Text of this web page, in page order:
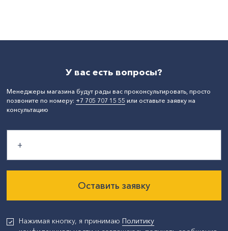
У вас есть вопросы?
Менеджеры магазина будут рады вас проконсультировать, просто
позвоните по номеру: +7 705 707 15 55 или оставьте заявку на
консультацию
Оставить заявку
Нажимая кнопку, я принимаю Политику